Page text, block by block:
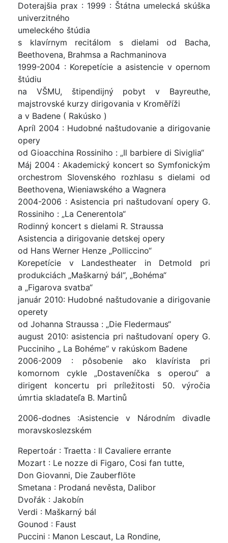
Doterajšia prax : 1999 : Štátna umelecká skúška
univerzitného
umeleckého štúdia
s klavírnym recitálom s dielami od Bacha,
Beethovena, Brahmsa a Rachmaninova
1999-2004 : Korepetície a asistencie v opernom
štúdiu
na VŠMU, štipendijný pobyt v Bayreuthe,
majstrovské kurzy dirigovania v Kroměříži
a v Badene ( Rakúsko )
Apríl 2004 : Hudobné naštudovanie a dirigovanie
opery
od Gioacchina Rossiniho : „Il barbiere di Siviglia“
Máj 2004 : Akademický koncert so Symfonickým
orchestrom Slovenského rozhlasu s dielami od
Beethovena, Wieniawského a Wagnera
2004-2006 : Asistencia pri naštudovaní opery G.
Rossiniho : „La Cenerentola“
Rodinný koncert s dielami R. Straussa
Asistencia a dirigovanie detskej opery
od Hans Werner Henze „Polliccino“
Korepetície v Landestheater in Detmold pri
produkciách „Maškarný bál“, „Bohéma“
a „Figarova svatba“
január 2010: Hudobné naštudovanie a dirigovanie
operety
od Johanna Straussa : „Die Fledermaus“
august 2010: asistencia pri naštudovaní opery G.
Pucciniho „ La Bohéme“ v rakúskom Badene
2006-2009 : pôsobenie ako klavírista pri
komornom cykle „Dostaveníčka s operou“ a
dirigent koncertu pri príležitosti 50. výročia
úmrtia skladateľa B. Martinů
2006-dodnes :Asistencie v Národním divadle
moravskoslezském
Repertoár : Traetta : Il Cavaliere errante
Mozart : Le nozze di Figaro, Cosi fan tutte,
Don Giovanni, Die Zauberflöte
Smetana : Prodaná nevěsta, Dalibor
Dvořák : Jakobín
Verdi : Maškarný bál
Gounod : Faust
Puccini : Manon Lescaut, La Rondine,